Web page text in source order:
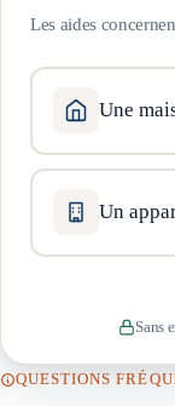
Les aides
Une
Un
Sans
QUESTIONS